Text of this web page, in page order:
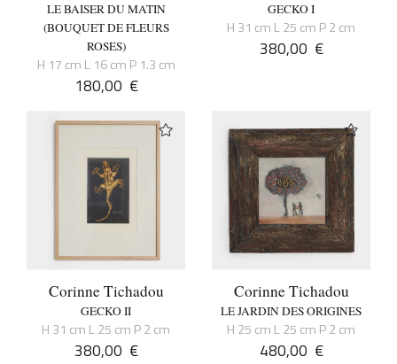
LE BAISER DU MATIN
(BOUQUET DE FLEURS
ROSES)
H 17 cm L 16 cm P 1.3 cm
180,00 €
GECKO I
H 31 cm L 25 cm P 2 cm
380,00 €
Corinne Tichadou
GECKO II
H 31 cm L 25 cm P 2 cm
380,00 €
Corinne Tichadou
LE JARDIN DES ORIGINES
H 25 cm L 25 cm P 2 cm
480,00 €